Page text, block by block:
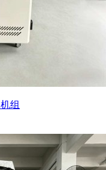
组